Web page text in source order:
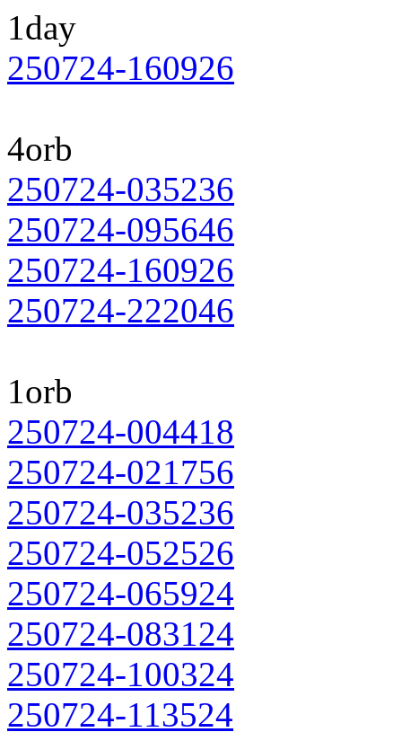
1day
250724-160926
4orb
250724-035236
250724-095646
250724-160926
250724-222046
1orb
250724-004418
250724-021756
250724-035236
250724-052526
250724-065924
250724-083124
250724-100324
250724-113524